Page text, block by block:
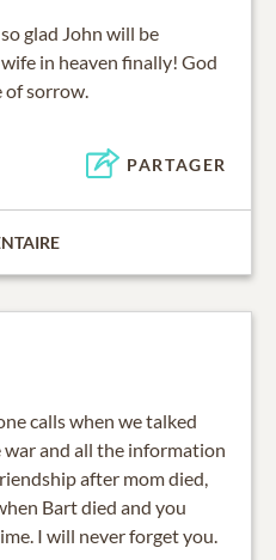
glad John will be
in heaven finally! God
of sorrow.
PARTAGER
calls when we talked
and all the information
after mom died,
Bart died and you
I will never forget you.